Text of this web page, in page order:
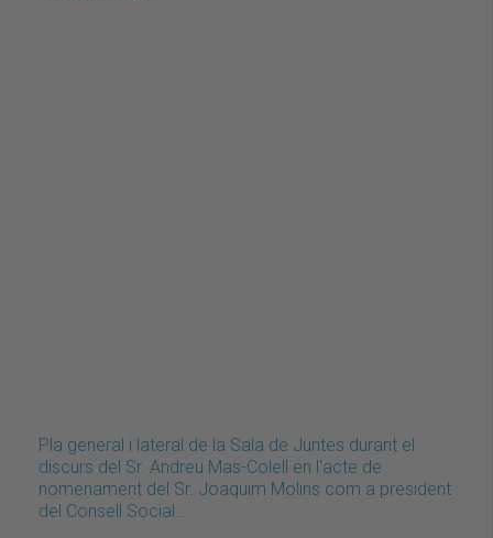
Pla general i lateral de la Sala de Juntes durant el
discurs del Sr. Andreu Mas-Colell en l'acte de
nomenament del Sr. Joaquim Molins com a president
del Consell Social…